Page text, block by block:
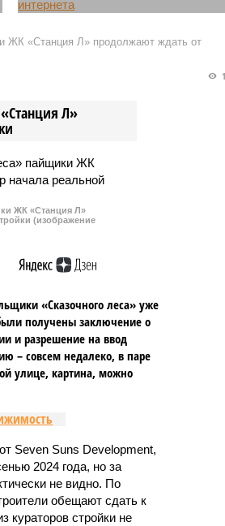
В период с июля по сентябрь
находящихся в обращении в
миллиардов рублей.
ЖК «Станция Л» продолжают ждать от
Л»
ЖК «Станция Л»
(изображение
«Сказочного леса» уже
получены заключение о
и разрешение на ввод
– совсем недалеко, в паре
улице, картина, можно
Seven Suns Development,
2024 года, но за
не видно. По
обещают сдать к
кураторов стройки не